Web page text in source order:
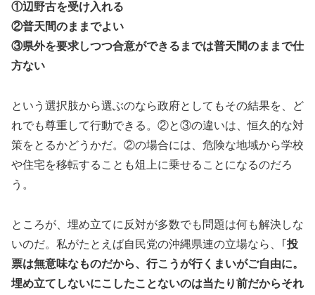
①辺野古を受け入れる
②普天間のままでよい
③県外を要求しつつ合意ができるまでは普天間のままで仕
方ない
という選択肢から選ぶのなら政府としてもその結果を、ど
れでも尊重して行動できる。②と③の違いは、恒久的な対
策をとるかどうかだ。②の場合には、危険な地域から学校
や住宅を移転することも俎上に乗せることになるのだろ
う。
ところが、埋め立てに反対が多数でも問題は何も解決しな
いのだ。私がたとえば自民党の沖縄県連の立場なら、｢ 投
票は無意味なものだから、行こうが行くまいがご自由に。
埋め立てしないにこしたことないのは当たり前だからそれ